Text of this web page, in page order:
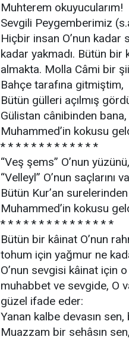
Muhterem okuyucularım!
Sevgili Peygemberimiz
Hiçbir insan O’nun kadar
kadar yakmadı. Bütün bir
almakta. Molla Câmi bir
Bahçe tarafına gitmiştim,
Bütün gülleri açılmış
Gülistan cânibinden bana,
Muhammed’in kokusu
* * * * * * * * * * * * *
“Veş şems” O’nun yüzünü,
“Velleyl” O’nun saçlarını
Bütün Kur’an
Muhammed’in kokusu
* * * * * * * * * * * * * * *
Bütün bir kâinat O’nun
tohum için yağmur ne
O’nun sevgisi kâinat için
muhabbet ve sevgide, O
güzel ifade eder:
Yanan kalbe devasın
Muazzam bir sehâsın